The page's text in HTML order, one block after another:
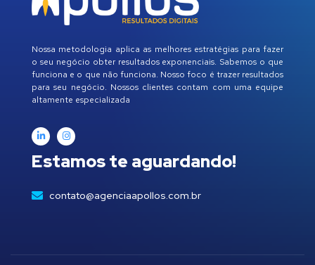
Nossa metodologia aplica as melhores estratégias para fazer
o seu negócio obter resultados exponenciais. Sabemos o que
funciona e o que não funciona. Nosso foco é trazer resultados
para seu negócio. Nossos clientes contam com uma equipe
altamente especializada
Estamos te aguardando!
contato@agenciaapollos.com.br